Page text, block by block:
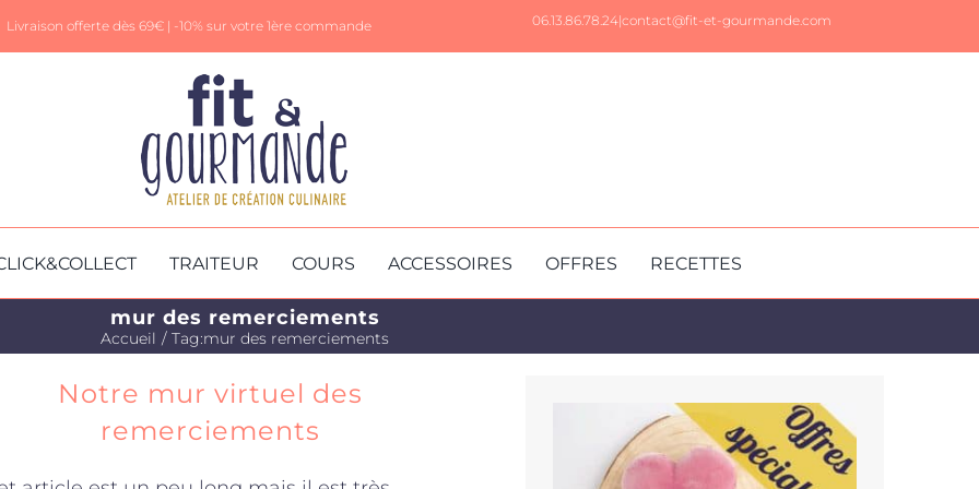
Livraison offerte dès 69€ | -10% sur votre 1ère commande 06.13.86.78.24|contact@fit-et-gourmande.com
TRAITEUR COURS ACCESSOIRES OFFRES RECETTES
mur des remerciements
Accueil Tag:mur des remerciements
Notre mur virtuel des
remerciements